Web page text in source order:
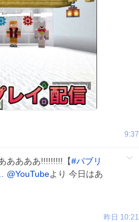
9:37
ああああ!!!!!!!!!【#パブリ
@YouTubeより 今日はあ
昨日 10:21